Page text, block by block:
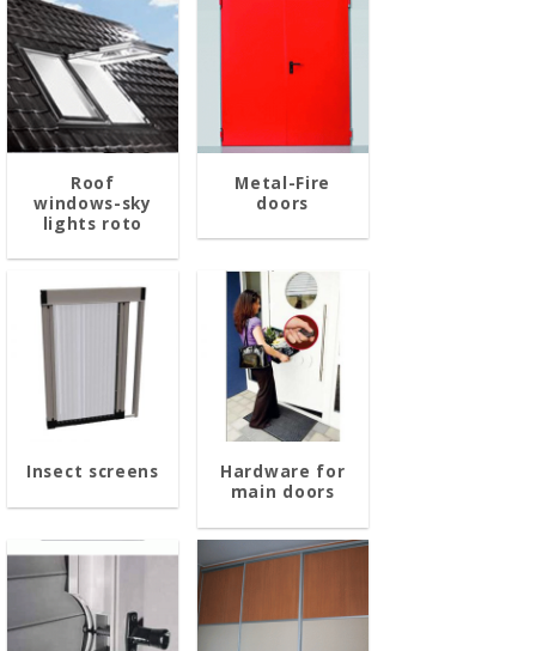
Roof
windows-sky
lights roto
Metal-Fire
doors
Insect screens
Hardware for
main doors